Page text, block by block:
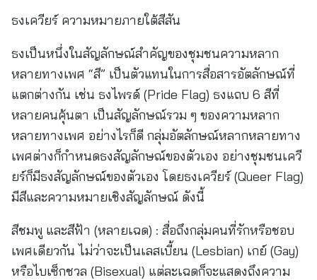
ธงเควียร์ ความหมายภายใต้สีสัน
ธงเป็นหนึ่งในสัญลักษณ์สำคัญของชุมชนความหลาก
หลายทางเพศ “สี” เป็นตัวแทนในการสื่อสารอัตลักษณ์ที่
แตกต่างกัน เช่น ธงไพรด์ (Pride Flag) ธงแถบ 6 สีที่
หลายคนคุ้นตา เป็นสัญลักษณ์รวม ๆ ของความหลาก
หลายทางเพศ อย่างไรก็ดี กลุ่มอัตลักษณ์หลากหลายทาง
เพศต่างก็กำหนดธงสัญลักษณ์ของตัวเอง อย่างชุมชนเควี
ยร์ก็มีธงสัญลักษณ์ของตัวเอง โดยธงเควียร์ (Queer Flag)
มีสีและความหมายเชิงสัญลักษณ์ ดังนี้
สีชมพู และสีฟ้า (หลายเฉด) : สื่อถึงกลุ่มคนที่รักหรือชอบ
เพศเดียวกัน ไม่ว่าจะเป็นเลสเบี้ยน (Lesbian) เกย์ (Gay)
หรือไบเซ็กชวล (Bisexual) แต่ละเฉดก็จะแสดงถึงความ